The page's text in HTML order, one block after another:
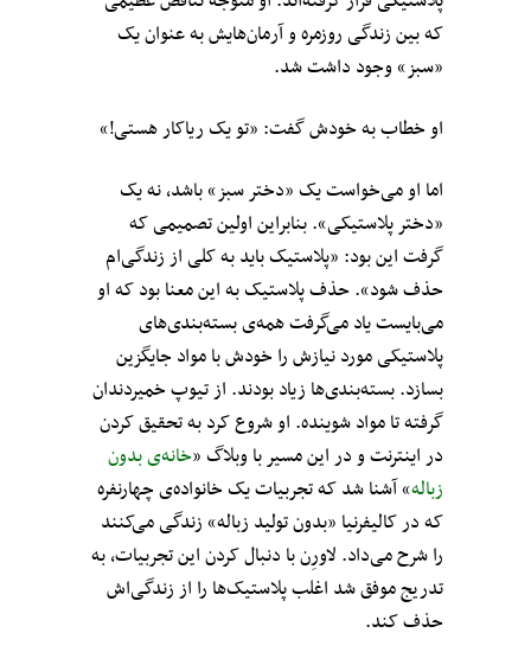
که بین زندگی‌ روزمره‌ و آرمان‌هایش به عنوان یک
«سبز» وجود داشت شد.
او خطاب به خودش گفت: «تو یک ریاکار هستی!‍»
اما او می‌خواست یک «دختر سبز» باشد، نه یک
«دختر پلاستیکی». بنابراین اولین تصمیمی که
گرفت این بود: «پلاستیک باید به کلی از زندگی‌ام
حذف شود». حذف پلاستیک به این معنا بود که او
می‌بایست یاد می‌گرفت همه‌ی بسته‌بندی‌های
پلاستیکی مورد نیازش را خودش با مواد جایگزین
بسازد. بسته‌بندی‌ها زیاد بودند. از تیوپ خمیردندان
گرفته تا مواد شوینده. او شروع کرد به تحقیق کردن
در اینترنت و در این مسیر با وبلاگ «خانه‌ی بدون
زباله»‌ آشنا شد که تجربیات یک خانواده‌ی چهارنفره
که در کالیفرنیا «بدون تولید زباله» زندگی می‌کنند
را شرح می‌داد. لاورِن با دنبال کردن این تجربیات، به
تدریج موفق شد اغلب پلاستیک‌ها را از زندگی‌اش
حذف کند.